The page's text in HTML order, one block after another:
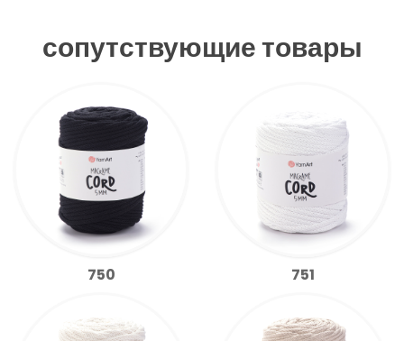
сопутствующие товары
750 751